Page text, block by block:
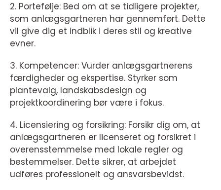
2. Portefølje: Bed om at se tidligere projekter,
som anlægsgartneren har gennemført. Dette
vil give dig et indblik i deres stil og kreative
evner.
3. Kompetencer: Vurder anlægsgartnerens
færdigheder og ekspertise. Styrker som
plantevalg, landskabsdesign og
projektkoordinering bør være i fokus.
4. Licensiering og forsikring: Forsikr dig om, at
anlægsgartneren er licenseret og forsikret i
overensstemmelse med lokale regler og
bestemmelser. Dette sikrer, at arbejdet
udføres professionelt og ansvarsbevidst.